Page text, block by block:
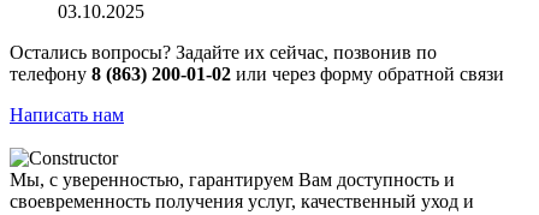
03.10.2025
Остались вопросы? Задайте их сейчас, позвонив по
телефону 8 (863) 200-01-02 или через форму обратной связи
Написать нам
Мы, с уверенностью, гарантируем Вам доступность и
своевременность получения услуг, качественный уход и